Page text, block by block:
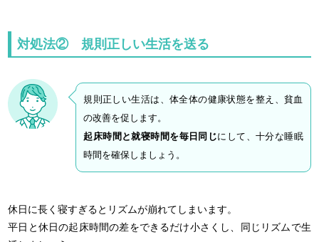
対処法② 規則正しい生活を送る
規則正しい生活は、体全体の健康状態を整え、貧血
の改善を促します。
起床時間と就寝時間を毎日同じにして、十分な睡眠
時間を確保しましょう。
休日に長く寝すぎるとリズムが崩れてしまいます。
平日と休日の起床時間の差をできるだけ小さくし、同じリズムで生